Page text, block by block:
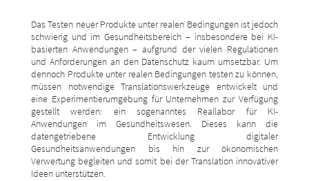
Das Testen neuer Produkte unter realen Bedingungen ist jedoch
schwierig und im Gesundheitsbereich – insbesondere bei KI-
basierten Anwendungen – aufgrund der vielen Regulationen
und Anforderungen an den Datenschutz kaum umsetzbar. Um
dennoch Produkte unter realen Bedingungen testen zu können,
müssen notwendige Translationswerkzeuge entwickelt und
eine Experimentierumgebung für Unternehmen zur Verfügung
gestellt werden: ein sogenanntes Reallabor für KI-
Anwendungen im Gesundheitswesen. Dieses kann die
datengetriebene Entwicklung digitaler
Gesundheitsanwendungen bis hin zur ökonomischen
Verwertung begleiten und somit bei der Translation innovativer
Ideen unterstützen.